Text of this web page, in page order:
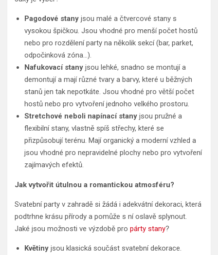
Pagodové stany jsou malé a čtvercové stany s
vysokou špičkou. Jsou vhodné pro menší počet hostů
nebo pro rozdělení party na několik sekcí (bar, parket,
odpočinková zóna…).
Nafukovací stany jsou lehké, snadno se montují a
demontují a mají různé tvary a barvy, které u běžných
stanů jen tak nepotkáte. Jsou vhodné pro větší počet
hostů nebo pro vytvoření jednoho velkého prostoru.
Stretchové neboli napínací stany jsou pružné a
flexibilní stany, vlastně spíš střechy, které se
přizpůsobují terénu. Mají organický a moderní vzhled a
jsou vhodné pro nepravidelné plochy nebo pro vytvoření
zajímavých efektů.
Jak vytvořit útulnou a romantickou atmosféru?
Svatební party v zahradě si žádá i adekvátní dekoraci, která
podtrhne krásu přírody a pomůže s ní oslavě splynout.
Jaké jsou možnosti ve výzdobě pro párty stany?
Květiny jsou klasická součást svatební dekorace.